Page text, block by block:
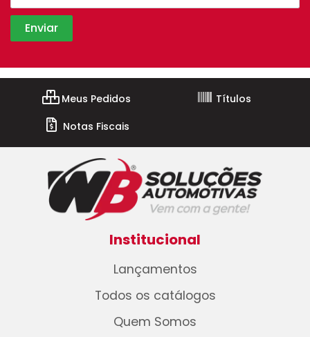
Meus Pedidos
Títulos
Notas Fiscais
Institucional
Lançamentos
Todos os catálogos
Quem Somos